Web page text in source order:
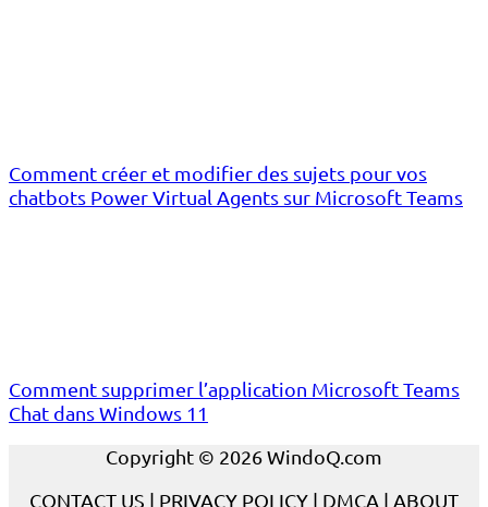
Comment créer et modifier des sujets pour vos
chatbots Power Virtual Agents sur Microsoft Teams
Comment supprimer l’application Microsoft Teams
Chat dans Windows 11
Copyright © 2026 WindoQ.com
CONTACT US | PRIVACY POLICY | DMCA | ABOUT